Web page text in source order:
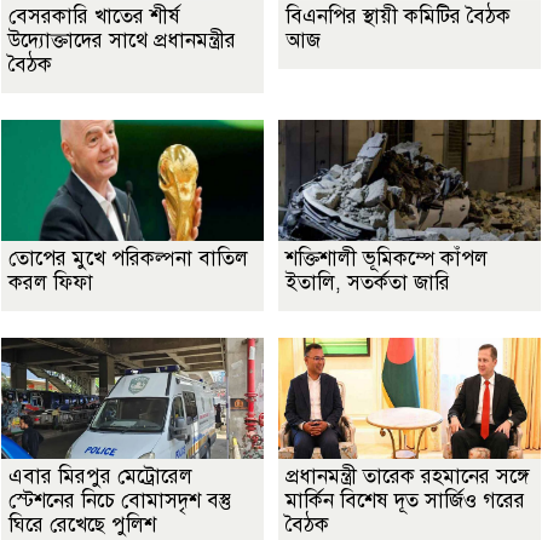
বেসরকারি খাতের শীর্ষ
উদ্যোক্তাদের সাথে প্রধানমন্ত্রীর
বৈঠক
বিএনপির স্থায়ী কমিটির বৈঠক
আজ
তোপের মুখে পরিকল্পনা বাতিল
করল ফিফা
শক্তিশালী ভূমিকম্পে কাঁপল
ইতালি, সতর্কতা জারি
এবার মিরপুর মেট্রোরেল
স্টেশনের নিচে বোমাসদৃশ বস্তু
ঘিরে রেখেছে পুলিশ
প্রধানমন্ত্রী তারেক রহমানের সঙ্গে
মার্কিন বিশেষ দূত সার্জিও গরের
বৈঠক